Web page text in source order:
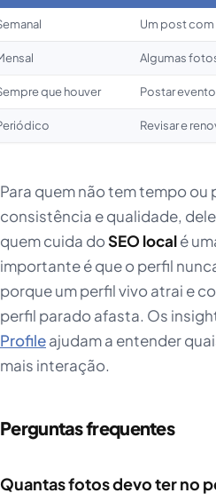
Um post
Algumas
que houver Postar
Revisar e
Para quem não tem tempo ou
consistência e qualidade,
quem cuida doSEO localé
importante é que o perfil
porque um perfil vivo atrai e
perfil parado afasta. Os
Profileajudam a entender
mais interação.
Perguntas frequentes
Quantas fotos devo ter no